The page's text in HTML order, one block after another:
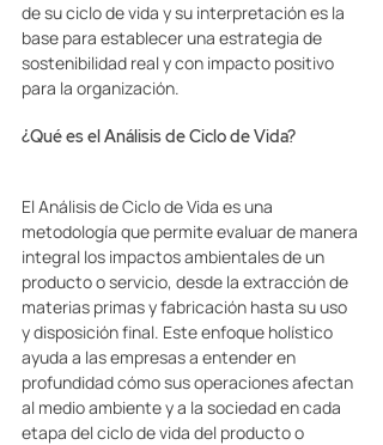
de su ciclo de vida y su interpretación es la
base para establecer una estrategia de
sostenibilidad real y con impacto positivo
para la organización.
¿Qué es el Análisis de Ciclo de Vida?
El Análisis de Ciclo de Vida es una
metodología que permite evaluar de manera
integral los impactos ambientales de un
producto o servicio, desde la extracción de
materias primas y fabricación hasta su uso
y disposición final. Este enfoque holístico
ayuda a las empresas a entender en
profundidad cómo sus operaciones afectan
al medio ambiente y a la sociedad en cada
etapa del ciclo de vida del producto o